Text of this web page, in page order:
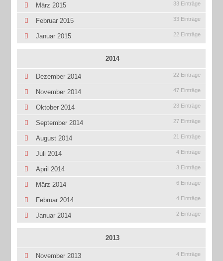
März 2015 33 Einträge
Februar 2015 33 Einträge
Januar 2015 22 Einträge
2014
Dezember 2014 22 Einträge
November 2014 47 Einträge
Oktober 2014 23 Einträge
September 2014 27 Einträge
August 2014 21 Einträge
Juli 2014 4 Einträge
April 2014 3 Einträge
März 2014 6 Einträge
Februar 2014 4 Einträge
Januar 2014 2 Einträge
2013
November 2013 4 Einträge